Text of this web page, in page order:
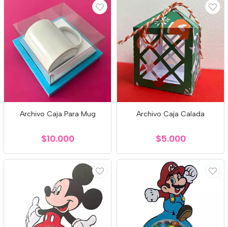
Archivo Caja Para Mug
$10.000
Archivo Caja Calada
$5.000